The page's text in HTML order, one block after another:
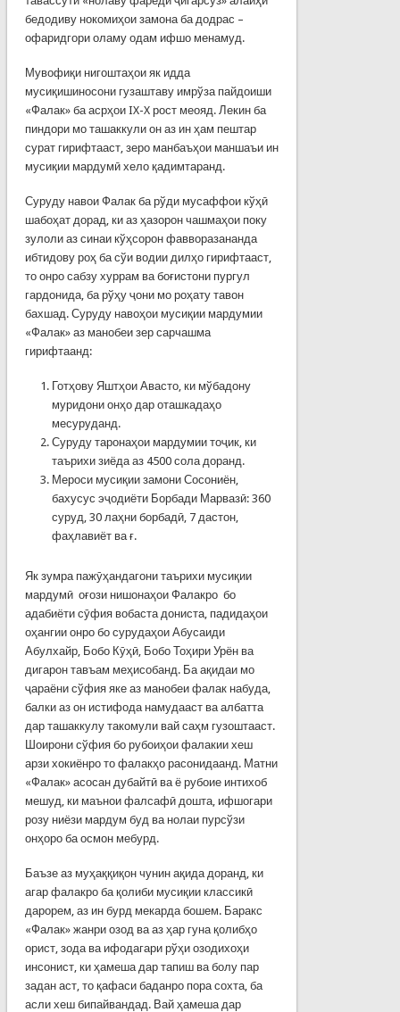
бедодиву нокомиҳои замона ба додрас –
офаридгори оламу одам ифшо менамуд.
Мувофиқи нигоштаҳои як идда
мусиқишиносони гузаштаву имрўза пайдоиши
«Фалак» ба асрҳои IX-X рост меояд. Лекин ба
пиндори мо ташаккули он аз ин ҳам пештар
сурат гирифтааст, зеро манбаъҳои маншаъи ин
мусиқии мардумӣ хело қадимтаранд.
Суруду навои Фалак ба рўди мусаффои кўҳӣ
шабоҳат дорад, ки аз ҳазорон чашмаҳои поку
зулоли аз синаи кўҳсорон фавворазананда
ибтидову роҳ ба сўи водии дилҳо гирифтааст,
то онро сабзу хуррам ва боғистони пургул
гардонида, ба рўҳу ҷони мо роҳату тавон
бахшад. Суруду навоҳои мусиқии мардумии
«Фалак» аз манобеи зер сарчашма
гирифтаанд:
Готҳову Яштҳои Авасто, ки мўбадону
муридони онҳо дар оташкадаҳо
месуруданд.
Суруду таронаҳои мардумии тоҷик, ки
таърихи зиёда аз 4500 сола доранд.
Мероси мусиқии замони Сосониён,
бахусус эҷодиёти Борбади Марвазӣ: 360
суруд, 30 лаҳни борбадӣ, 7 дастон,
фаҳлавиёт ва ғ.
Як зумра пажӯҳандагони таърихи мусиқии
мардумӣ оғози нишонаҳои Фалакро бо
адабиёти сӯфия вобаста дониста, падидаҳои
оҳангии онро бо сурудаҳои Абусаиди
Абулхайр, Бобо Кӯҳӣ, Бобо Тоҳири Урён ва
дигарон тавъам меҳисобанд. Ба ақидаи мо
ҷараёни сўфия яке аз манобеи фалак набуда,
балки аз он истифода намудааст ва албатта
дар ташаккулу такомули вай саҳм гузоштааст.
Шоирони сўфия бо рубоиҳои фалакии хеш
арзи хокиёнро то фалакҳо расонидаанд. Матни
«Фалак» асосан дубайтӣ ва ё рубоие интихоб
мешуд, ки маънои фалсафӣ дошта, ифшогари
розу ниёзи мардум буд ва нолаи пурсўзи
онҳоро ба осмон мебурд.
Баъзе аз муҳаққиқон чунин ақида доранд, ки
агар фалакро ба қолиби мусиқии классикӣ
дарорем, аз ин бурд мекарда бошем. Баракс
«Фалак» жанри озод ва аз ҳар гуна қолибҳо
орист, зода ва ифодагари рўҳи озодихоҳи
инсонист, ки ҳамеша дар тапиш ва болу пар
задан аст, то қафаси баданро пора сохта, ба
асли хеш бипайвандад. Вай ҳамеша дар